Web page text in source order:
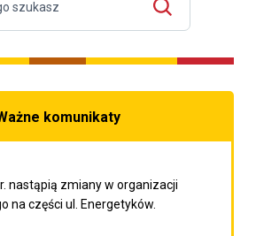
komunikaty
nastąpią zmiany w organizacji
na części ul. Energetyków.